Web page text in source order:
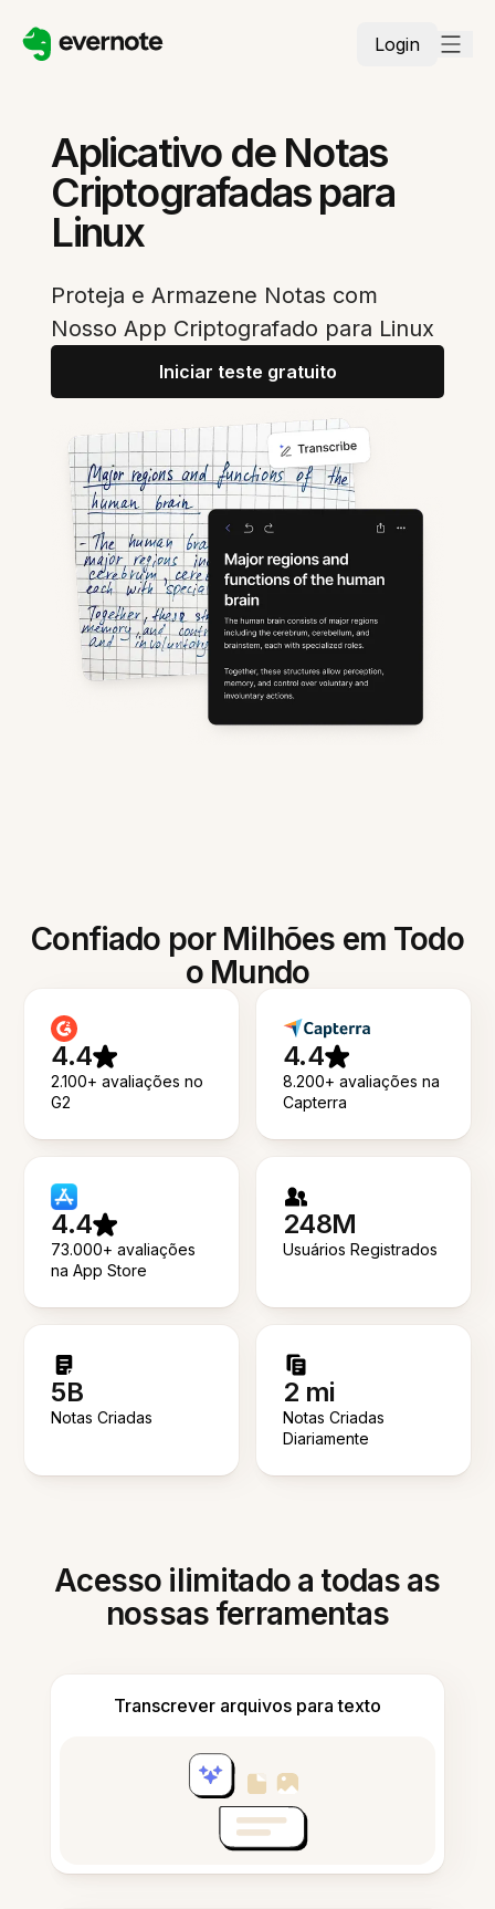
Login
Aplicativo de Notas
Criptografadas para
Linux
Proteja e Armazene Notas com
Nosso App Criptografado para Linux
Iniciar teste gratuito
Confiado por Milhões em Todo
o Mundo
4.4
2.100+ avaliações no
G2
4.4
8.200+ avaliações na
Capterra
4.4
73.000+ avaliações
na App Store
248M
Usuários Registrados
5B
Notas Criadas
2 mi
Notas Criadas
Diariamente
Acesso ilimitado a todas as
nossas ferramentas
Transcrever arquivos para texto